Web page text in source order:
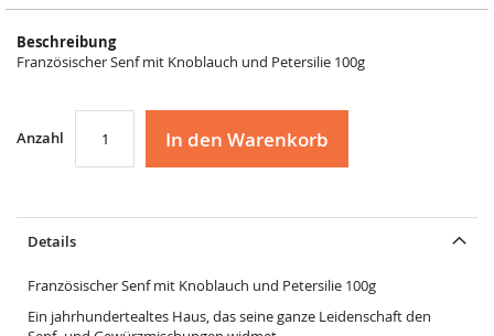
Beschreibung
Französischer Senf mit Knoblauch und Petersilie 100g
Anzahl In den Warenkorb
Details
Französischer Senf mit Knoblauch und Petersilie 100g
Ein jahrhundertealtes Haus, das seine ganze Leidenschaft den